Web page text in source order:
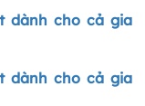
dành cho cả gia
dành cho cả gia